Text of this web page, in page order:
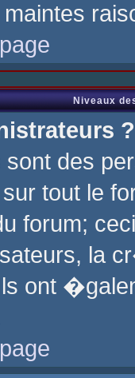
Niveaux
?
sont des
tout le
forum;
la
ont